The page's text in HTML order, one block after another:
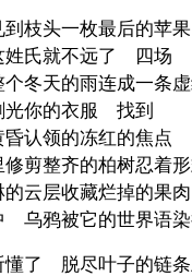
到枝头一枚最后的苹果
姓氏就不远了 四场
个冬天的雨连成一条
光你的衣服 找到
昏认领的冻红的焦点
修剪整齐的柏树忍着
的云层收藏烂掉的果肉
乌鸦被它的世界语
懂了 脱尽叶子的链